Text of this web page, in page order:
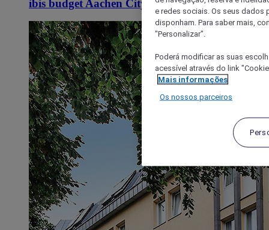
ibis budget Aachen City
e redes sociais. Os seus dados
disponham. Para saber mais,
"Personalizar".
Poderá modificar as suas
acessível através do link
Mais informações
Os nossos parceiros